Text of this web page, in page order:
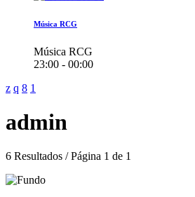
Música RCG
Música RCG
23:00 - 00:00
admin
6 Resultados / Página 1 de 1